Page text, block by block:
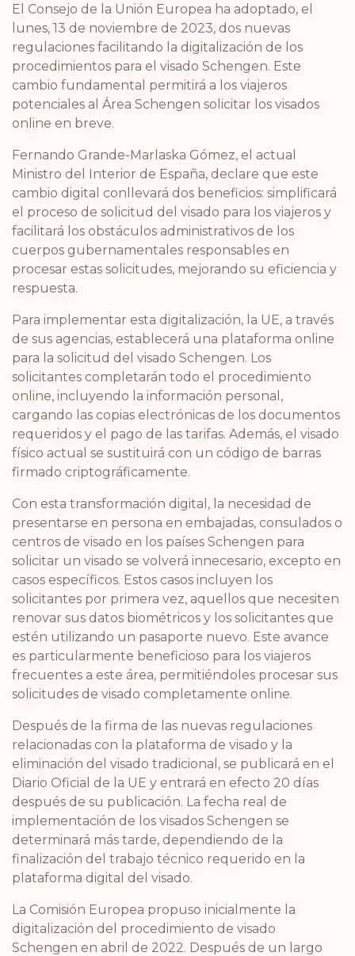
El Consejo de la Unión Europea ha adoptado, el
lunes, 13 de noviembre de 2023, dos nuevas
regulaciones facilitando la digitalización de los
procedimientos para el visado Schengen. Este
cambio fundamental permitirá a los viajeros
potenciales al Área Schengen solicitar los visados
online en breve.
Fernando Grande-Marlaska Gómez, el actual
Ministro del Interior de España, declare que este
cambio digital conllevará dos beneficios: simplificará
el proceso de solicitud del visado para los viajeros y
facilitará los obstáculos administrativos de los
cuerpos gubernamentales responsables en
procesar estas solicitudes, mejorando su eficiencia y
respuesta.
Para implementar esta digitalización, la UE, a través
de sus agencias, establecerá una plataforma online
para la solicitud del visado Schengen. Los
solicitantes completarán todo el procedimiento
online, incluyendo la información personal,
cargando las copias electrónicas de los documentos
requeridos y el pago de las tarifas. Además, el visado
físico actual se sustituirá con un código de barras
firmado criptográficamente.
Con esta transformación digital, la necesidad de
presentarse en persona en embajadas, consulados o
centros de visado en los países Schengen para
solicitar un visado se volverá innecesario, excepto en
casos específicos. Estos casos incluyen los
solicitantes por primera vez, aquellos que necesiten
renovar sus datos biométricos y los solicitantes que
estén utilizando un pasaporte nuevo. Este avance
es particularmente beneficioso para los viajeros
frecuentes a este área, permitiéndoles procesar sus
solicitudes de visado completamente online.
Después de la firma de las nuevas regulaciones
relacionadas con la plataforma de visado y la
eliminación del visado tradicional, se publicará en el
Diario Oficial de la UE y entrará en efecto 20 días
después de su publicación. La fecha real de
implementación de los visados Schengen se
determinará más tarde, dependiendo de la
finalización del trabajo técnico requerido en la
plataforma digital del visado.
La Comisión Europea propuso inicialmente la
digitalización del procedimiento de visado
Schengen en abril de 2022. Después de un largo